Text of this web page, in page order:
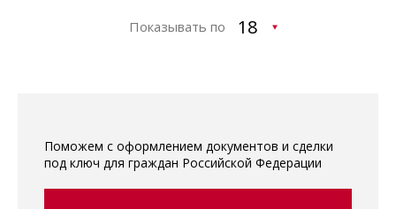
Показывать по
Поможем с оформлением документов и сделки
под ключ для граждан Российской Федерации